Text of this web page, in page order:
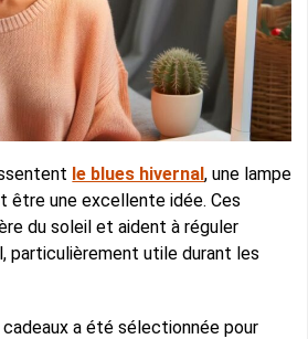
le blues hivernal, une lampe
être une excellente idée. Ces
du soleil et aident à réguler
particulièrement utile durant les
a été sélectionnée pour